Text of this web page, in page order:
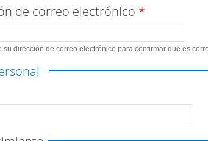
de correo electrónico *
su dirección de correo electrónico para confirmar que es